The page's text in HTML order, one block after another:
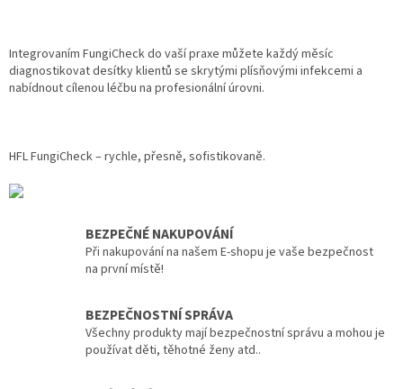
Integrovaním FungiCheck do vaší praxe můžete každý měsíc
diagnostikovat desítky klientů se skrytými plísňovými infekcemi a
nabídnout cílenou léčbu na profesionální úrovni.
HFL FungiCheck – rychle, přesně, sofistikovaně.
BEZPEČNÉ NAKUPOVÁNÍ
Při nakupování na našem E-shopu je vaše bezpečnost
na první místě!
BEZPEČNOSTNÍ SPRÁVA
Všechny produkty mají bezpečnostní správu a mohou je
používat děti, těhotné ženy atd..